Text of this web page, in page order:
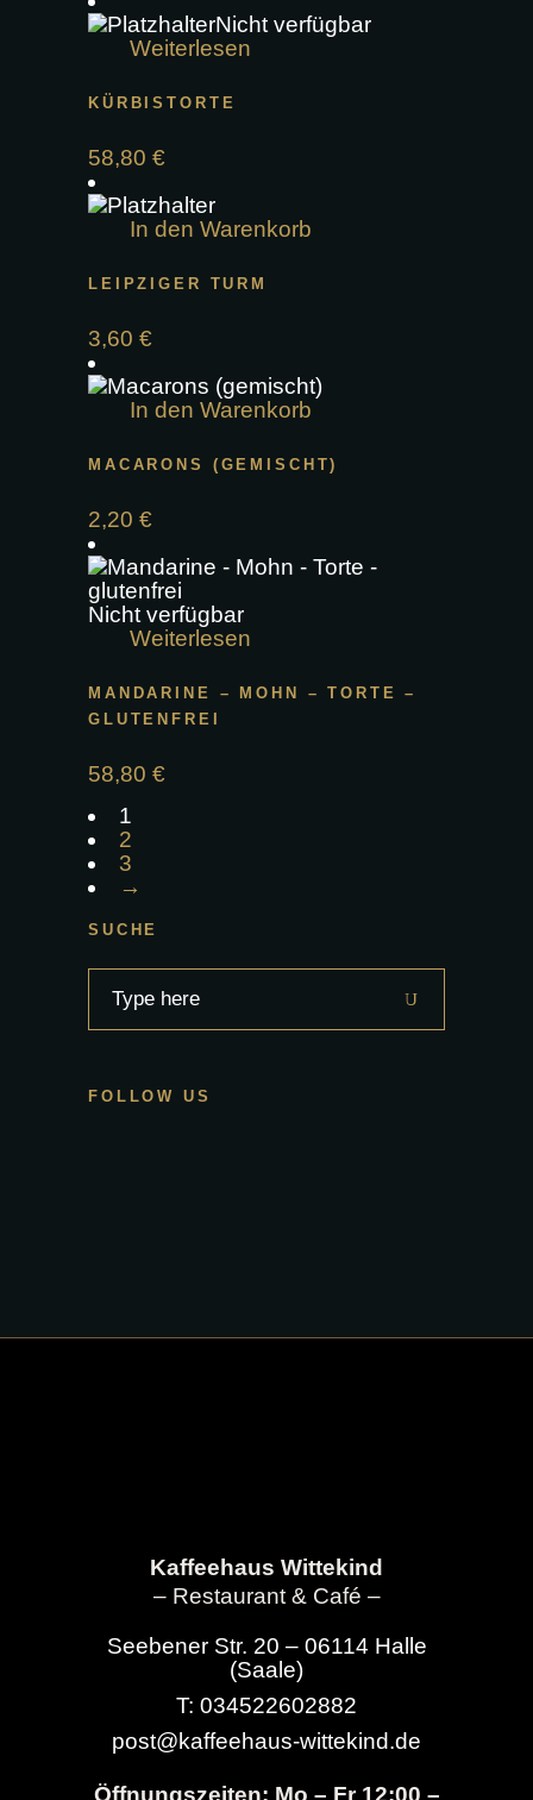
Nicht verfügbar
Weiterlesen
KÜRBISTORTE
58,80 €
In den Warenkorb
LEIPZIGER TURM
3,60 €
In den Warenkorb
MACARONS (GEMISCHT)
2,20 €
Nicht verfügbar
Weiterlesen
MANDARINE – MOHN – TORTE –
GLUTENFREI
58,80 €
1
2
3
→
SUCHE
for:
FOLLOW US
Kaffeehaus Wittekind
– Restaurant & Café –
Seebener Str. 20 – 06114 Halle
(Saale)
T: 034522602882
post@kaffeehaus-wittekind.de
Öffnungszeiten: Mo – Fr 12:00 –